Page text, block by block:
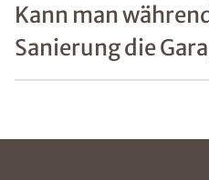
Kann man
Sanierung die